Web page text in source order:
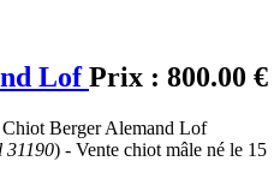
LofPrix : 800.00 €
31190) - Vente chiot mâle né le 15